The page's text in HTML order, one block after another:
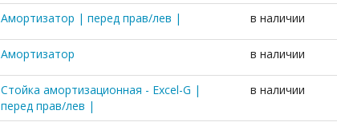
Амортизатор | перед прав/лев | в наличии
Амортизатор в наличии
Стойка амортизационная - Excel-G |
перед прав/лев |
в наличии